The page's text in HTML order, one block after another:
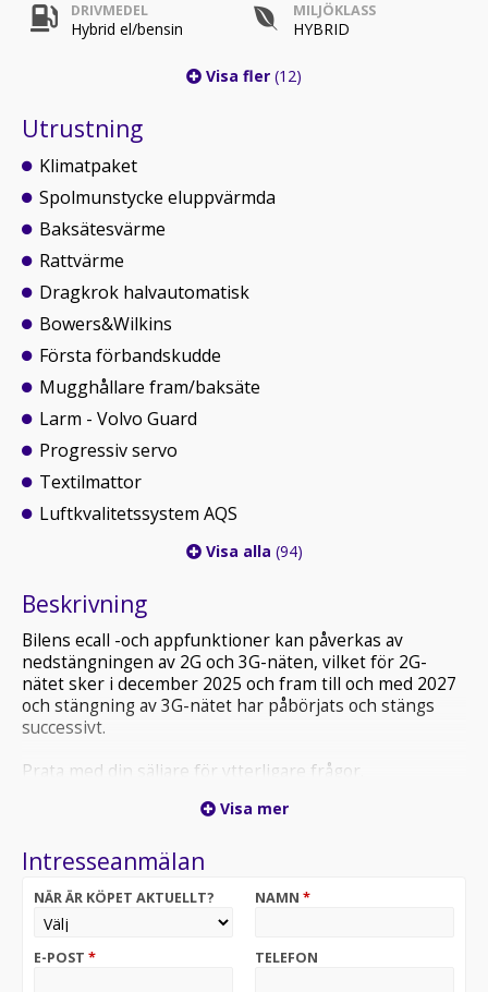
DRIVMEDEL
Hybrid el/bensin
MILJÖKLASS
HYBRID
Visa fler (12)
Utrustning
Klimatpaket
Spolmunstycke eluppvärmda
Baksätesvärme
Rattvärme
Dragkrok halvautomatisk
Bowers&Wilkins
Första förbandskudde
Mugghållare fram/baksäte
Larm - Volvo Guard
Progressiv servo
Textilmattor
Luftkvalitetssystem AQS
Visa alla (94)
Beskrivning
Bilens ecall -och appfunktioner kan påverkas av
nedstängningen av 2G och 3G-näten, vilket för 2G-
nätet sker i december 2025 och fram till och med 2027
och stängning av 3G-nätet har påbörjats och stängs
successivt.
Prata med din säljare för ytterligare frågor.
Visa mer
Intresseanmälan
NÄR ÄR KÖPET AKTUELLT? NAMN *
E-POST * TELEFON